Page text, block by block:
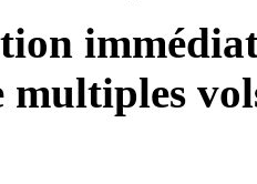
multiples